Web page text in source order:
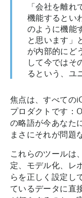
「会社を離
機能するとい
のように機能
と思います」
が内部的にど
して今ではそ
るという、ユ
焦点は、すべての
プロダクトです：
の略語が今あなた
まさにそれが問題
これらのツールは
定、モデル化、レ
らを正しく設定し
ているデータに直